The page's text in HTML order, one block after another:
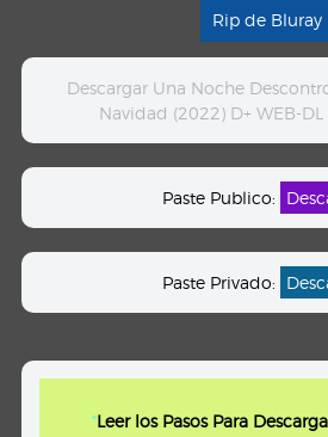
Rip de Bluray
Descargar Una Noche
Navidad (2022) D+ WEB-
Paste Publico:
Paste Privado:
"Leer los Pasos Para